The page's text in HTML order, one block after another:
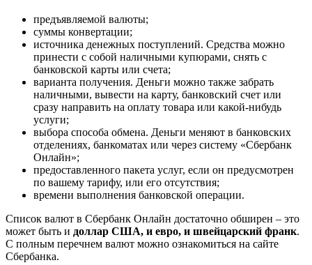
предъявляемой валюты;
суммы конвертации;
источника денежных поступлений. Средства можно
принести с собой наличными купюрами, снять с
банковской карты или счета;
варианта получения. Деньги можно также забрать
наличными, вывести на карту, банковский счет или
сразу направить на оплату товара или какой-нибудь
услуги;
выбора способа обмена. Деньги меняют в банковских
отделениях, банкоматах или через систему «Сбербанк
Онлайн»;
предоставленного пакета услуг, если он предусмотрен
по вашему тарифу, или его отсутствия;
времени выполнения банковской операции.
Список валют в Сбербанк Онлайн достаточно обширен – это
может быть и доллар США, и евро, и швейцарский франк.
С полным перечнем валют можно ознакомиться на сайте
Сбербанка.